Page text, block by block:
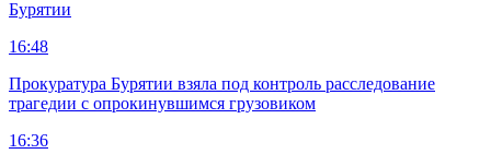
Бурятии
16:48
Прокуратура Бурятии взяла под контроль расследование
трагедии с опрокинувшимся грузовиком
16:36